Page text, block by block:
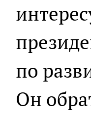
по
Он